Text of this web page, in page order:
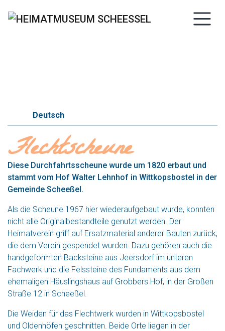
Deutsch
Flechtscheune
Diese Durchfahrtsscheune wurde um 1820 erbaut und
stammt vom Hof Walter Lehnhof in Wittkopsbostel in der
Gemeinde Scheeßel.
Als die Scheune 1967 hier wiederaufgebaut wurde, konnten
nicht alle Originalbestandteile genutzt werden. Der
Heimatverein griff auf Ersatzmaterial anderer Bauten zurück,
die dem Verein gespendet wurden. Dazu gehören auch die
handgeformten Backsteine aus Jeersdorf im unteren
Fachwerk und die Felssteine des Fundaments aus dem
ehemaligen Häuslingshaus auf Grobbers Hof, in der Großen
Straße 12 in Scheeßel.
Die Weiden für das Flechtwerk wurden in Wittkopsbostel
und Oldenhöfen geschnitten. Beide Orte liegen in der